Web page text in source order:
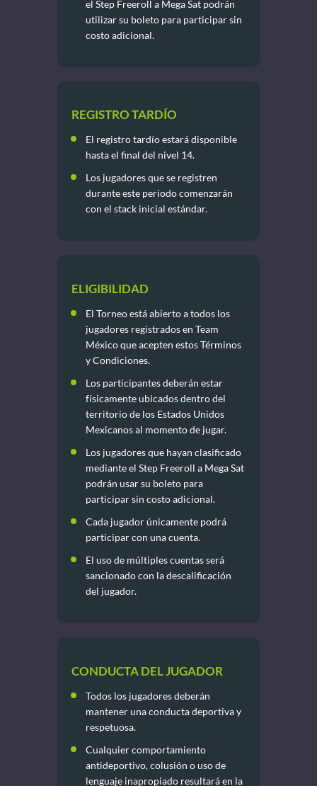
el Step Freeroll a Mega Sat podrán
utilizar su boleto para participar sin
costo adicional.
REGISTRO TARDÍO
El registro tardío estará disponible
hasta el final del nivel 14.
Los jugadores que se registren
durante este periodo comenzarán
con el stack inicial estándar.
ELIGIBILIDAD
El Torneo está abierto a todos los
jugadores registrados en Team
México que acepten estos Términos
y Condiciones.
Los participantes deberán estar
físicamente ubicados dentro del
territorio de los Estados Unidos
Mexicanos al momento de jugar.
Los jugadores que hayan clasificado
mediante el Step Freeroll a Mega Sat
podrán usar su boleto para
participar sin costo adicional.
Cada jugador únicamente podrá
participar con una cuenta.
El uso de múltiples cuentas será
sancionado con la descalificación
del jugador.
CONDUCTA DEL JUGADOR
Todos los jugadores deberán
mantener una conducta deportiva y
respetuosa.
Cualquier comportamiento
antideportivo, colusión o uso de
lenguaje inapropiado resultará en la